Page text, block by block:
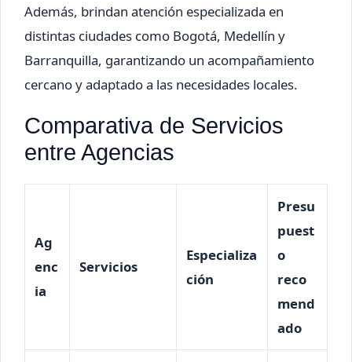
Además, brindan atención especializada en
distintas ciudades como Bogotá, Medellín y
Barranquilla, garantizando un acompañamiento
cercano y adaptado a las necesidades locales.
Comparativa de Servicios
entre Agencias
Ag
enc
ia
Servicios
Especializa
ción
Presu
puest
o
reco
mend
ado